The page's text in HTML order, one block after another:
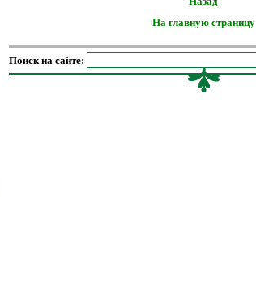
На главную страницу
Поиск на сайте: